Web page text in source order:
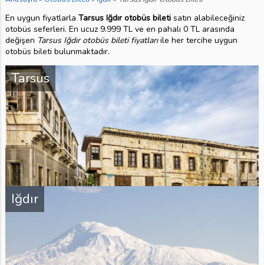
En uygun fiyatlarla Tarsus Iğdır otobüs biletisatın alabileceğiniz
otobüs seferleri. En ucuz 9.999 TL ve en pahalı 0 TL arasında
değişen Tarsus Iğdır otobüs bileti fiyatlarıile her tercihe uygun
otobüs bileti bulunmaktadır.
Tarsus
Iğdır